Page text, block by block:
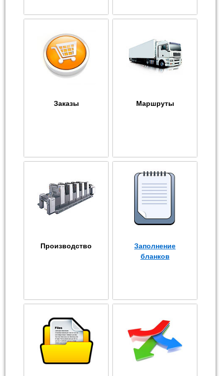
Заказы Маршруты
Производство
Заполнение
бланков